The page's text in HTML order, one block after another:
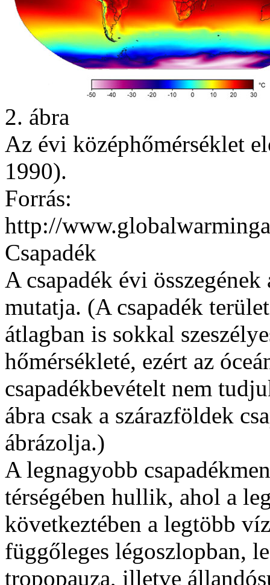
2. ábra
Az évi középhőmérséklet
1990).
Forrás:
http://
Csapadék
A csapadék évi
mutatja. (A csapadék
átlagban is sokkal
hőmérsékleté, ezért az
csapadékbevételt nem
ábra csak a szárazföldek
ábrázolja.)
A legnagyobb
térségében hullik, ahol a
következtében a legtöbb
függőleges légoszlopban,
tropopauza, illetve